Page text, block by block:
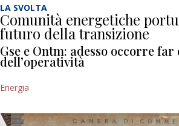
LA SVOLTA
Comunità energetiche
futuro della transizione
Gse e Ontm: adesso occorre
dell’operatività
Energia